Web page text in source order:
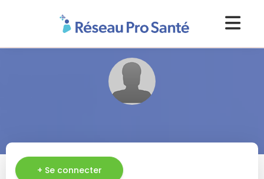
+ Se connecter